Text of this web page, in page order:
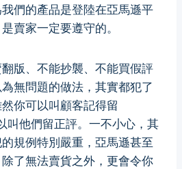
們的產品是登陸在亞馬遜平
賣家一定要遵守的。
版、不能抄襲、不能買假評
無問題的做法，其實都犯了
你可以叫顧客記得留
叫他們留正評。一不小心，其
規例特別嚴重，亞馬遜甚至
了無法賣貨之外，更會令你